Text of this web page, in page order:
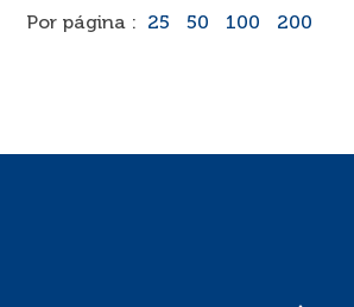
Por página :
25 50 100 200